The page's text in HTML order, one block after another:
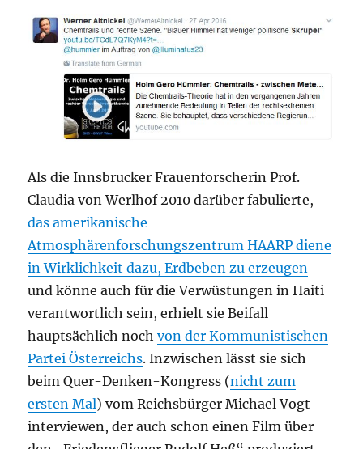
Als die Innsbrucker Frauenforscherin Prof.
Claudia von Werlhof 2010 darüber fabulierte,
das amerikanische
Atmosphärenforschungszentrum HAARP diene
in Wirklichkeit dazu, Erdbeben zu erzeugen
und könne auch für die Verwüstungen in Haiti
verantwortlich sein, erhielt sie Beifall
hauptsächlich nochvon der Kommunistischen
Partei Österreichs. Inzwischen lässt sie sich
beim Quer-Denken-Kongress (nicht zum
ersten Mal) vom Reichsbürger Michael Vogt
interviewen, der auch schon einen Film über